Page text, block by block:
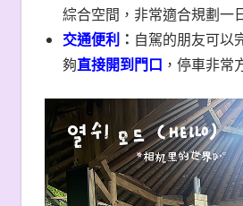
綜合空間，非常適合規劃一
交通便利 ： 自駕的朋友可以
夠直接開到門口 ，停車非常